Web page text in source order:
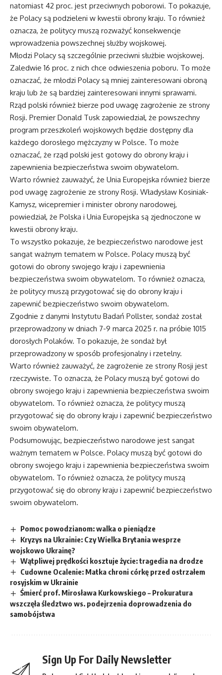
natomiast 42 proc. jest przeciwnych poborowi. To pokazuje,
że Polacy są podzieleni w kwestii obrony kraju. To również
oznacza, że politycy muszą rozważyć konsekwencje
wprowadzenia powszechnej służby wojskowej.
Młodzi Polacy są szczególnie przeciwni służbie wojskowej.
Zaledwie 16 proc. z nich chce odwieszenia poboru. To może
oznaczać, że młodzi Polacy są mniej zainteresowani obroną
kraju lub że są bardziej zainteresowani innymi sprawami.
Rząd polski również bierze pod uwagę zagrożenie ze strony
Rosji. Premier Donald Tusk zapowiedział, że powszechny
program przeszkoleń wojskowych będzie dostępny dla
każdego dorosłego mężczyzny w Polsce. To może
oznaczać, że rząd polski jest gotowy do obrony kraju i
zapewnienia bezpieczeństwa swoim obywatelom.
Warto również zauważyć, że Unia Europejska również bierze
pod uwagę zagrożenie ze strony Rosji. Władysław Kosiniak-
Kamysz, wicepremier i minister obrony narodowej,
powiedział, że Polska i Unia Europejska są zjednoczone w
kwestii obrony kraju.
To wszystko pokazuje, że bezpieczeństwo narodowe jest
sangat ważnym tematem w Polsce. Polacy muszą być
gotowi do obrony swojego kraju i zapewnienia
bezpieczeństwa swoim obywatelom. To również oznacza,
że politycy muszą przygotować się do obrony kraju i
zapewnić bezpieczeństwo swoim obywatelom.
Zgodnie z danymi Instytutu Badań Pollster, sondaż został
przeprowadzony w dniach 7-9 marca 2025 r. na próbie 1015
dorosłych Polaków. To pokazuje, że sondaż był
przeprowadzony w sposób profesjonalny i rzetelny.
Warto również zauważyć, że zagrożenie ze strony Rosji jest
rzeczywiste. To oznacza, że Polacy muszą być gotowi do
obrony swojego kraju i zapewnienia bezpieczeństwa swoim
obywatelom. To również oznacza, że politycy muszą
przygotować się do obrony kraju i zapewnić bezpieczeństwo
swoim obywatelom.
Podsumowując, bezpieczeństwo narodowe jest sangat
ważnym tematem w Polsce. Polacy muszą być gotowi do
obrony swojego kraju i zapewnienia bezpieczeństwa swoim
obywatelom. To również oznacza, że politycy muszą
przygotować się do obrony kraju i zapewnić bezpieczeństwo
swoim obywatelom.
Pomoc powodzianom: walka o pieniądze
Kryzys na Ukrainie: Czy Wielka Brytania wesprze
wojskowo Ukrainę?
Wątpliwej prędkości kosztuje życie: tragedia na drodze
Cudowne Ocalenie: Matka chroni córkę przed ostrzałem
rosyjskim w Ukrainie
Śmierć prof. Mirosława Kurkowskiego – Prokuratura
wszczęła śledztwo ws. podejrzenia doprowadzenia do
samobójstwa
Sign Up For Daily Newsletter